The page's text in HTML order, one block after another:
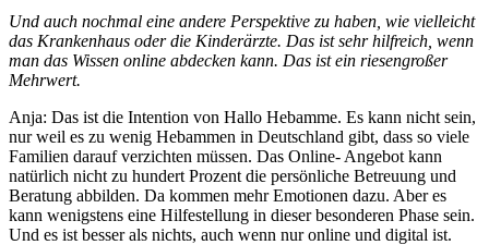
Und auch nochmal eine andere Perspektive zu haben, wie vielleicht
das Krankenhaus oder die Kinderärzte. Das ist sehr hilfreich, wenn
man das Wissen online abdecken kann. Das ist ein riesengroßer
Mehrwert.
Anja: Das ist die Intention von Hallo Hebamme. Es kann nicht sein,
nur weil es zu wenig Hebammen in Deutschland gibt, dass so viele
Familien darauf verzichten müssen. Das Online- Angebot kann
natürlich nicht zu hundert Prozent die persönliche Betreuung und
Beratung abbilden. Da kommen mehr Emotionen dazu. Aber es
kann wenigstens eine Hilfestellung in dieser besonderen Phase sein.
Und es ist besser als nichts, auch wenn nur online und digital ist.